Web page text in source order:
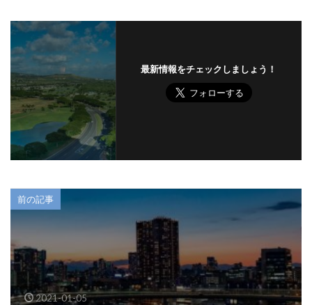
最新情報をチェックしましょう！
前の記事
2021-01-05